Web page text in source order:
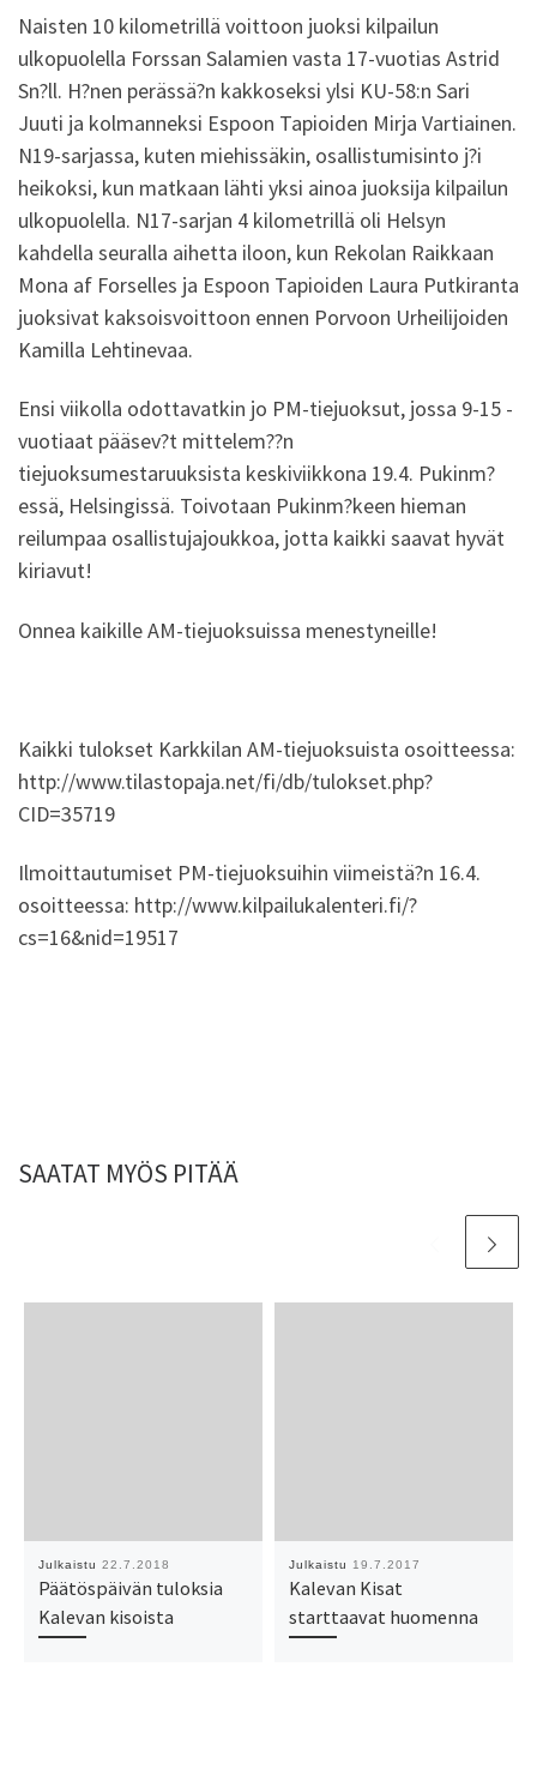
Naisten 10 kilometrillä voittoon juoksi kilpailun
ulkopuolella Forssan Salamien vasta 17-vuotias Astrid
Sn?ll. H?nen perässä?n kakkoseksi ylsi KU-58:n Sari
Juuti ja kolmanneksi Espoon Tapioiden Mirja Vartiainen.
N19-sarjassa, kuten miehissäkin, osallistumisinto j?i
heikoksi, kun matkaan lähti yksi ainoa juoksija kilpailun
ulkopuolella. N17-sarjan 4 kilometrillä oli Helsyn
kahdella seuralla aihetta iloon, kun Rekolan Raikkaan
Mona af Forselles ja Espoon Tapioiden Laura Putkiranta
juoksivat kaksoisvoittoon ennen Porvoon Urheilijoiden
Kamilla Lehtinevaa.
Ensi viikolla odottavatkin jo PM-tiejuoksut, jossa 9-15 -
vuotiaat pääsev?t mittelem??n
tiejuoksumestaruuksista keskiviikkona 19.4. Pukinm?
essä, Helsingissä. Toivotaan Pukinm?keen hieman
reilumpaa osallistujajoukkoa, jotta kaikki saavat hyvät
kiriavut!
Onnea kaikille AM-tiejuoksuissa menestyneille!
Kaikki tulokset Karkkilan AM-tiejuoksuista osoitteessa:
http://www.tilastopaja.net/fi/db/tulokset.php?
CID=35719
Ilmoittautumiset PM-tiejuoksuihin viimeistä?n 16.4.
osoitteessa: http://www.kilpailukalenteri.fi/?
cs=16&nid=19517
SAATAT MYÖS PITÄÄ
Julkaistu 22.7.2018
Päätöspäivän tuloksia
Kalevan kisoista
Julkaistu 19.7.2017
Kalevan Kisat
starttaavat huomenna